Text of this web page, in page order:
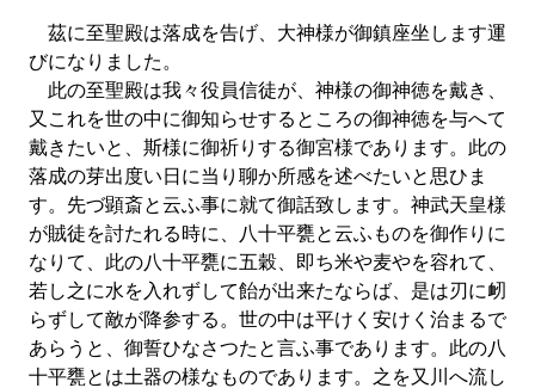
茲に至聖殿は落成を告げ、大神様が御鎮座坐します運
びになりました。
此の至聖殿は我々役員信徒が、神様の御神徳を戴き、
又これを世の中に御知らせするところの御神徳を与へて
戴きたいと、斯様に御祈りする御宮様であります。此の
落成の芽出度い日に当り聊か所感を述べたいと思ひま
す。先づ顕斎と云ふ事に就て御話致します。神武天皇様
が賊徒を討たれる時に、八十平甕と云ふものを御作りに
なりて、此の八十平甕に五穀、即ち米や麦やを容れて、
若し之に水を入れずして飴が出来たならば、是は刃に衂
らずして敵が降参する。世の中は平けく安けく治まるで
あらうと、御誓ひなさつたと言ふ事であります。此の八
十平甕とは土器の様なものであります。之を又川へ流し